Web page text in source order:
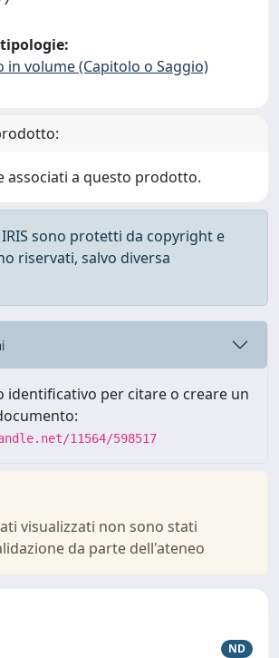
in volume (Capitolo o Saggio)
associati a questo prodotto.
sono protetti da copyright e
riservati, salvo diversa
identificativo per citare o creare un
11564/598517
visualizzati non sono stati
da parte dell'ateneo
ND